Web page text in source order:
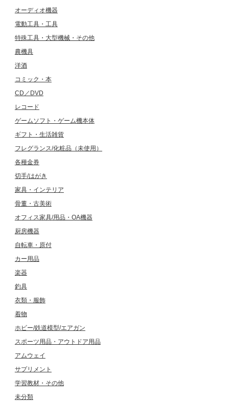
オーディオ機器
電動工具・工具
特殊工具・大型機械・その他
農機具
洋酒
コミック・本
CD／DVD
レコード
ゲームソフト・ゲーム機本体
ギフト・生活雑貨
フレグランス/化粧品（未使用）
各種金券
切手/はがき
家具・インテリア
骨董・古美術
オフィス家具/用品・OA機器
厨房機器
自転車・原付
カー用品
楽器
釣具
衣類・服飾
着物
ホビー/鉄道模型/エアガン
スポーツ用品・アウトドア用品
アムウェイ
サプリメント
学習教材・その他
未分類